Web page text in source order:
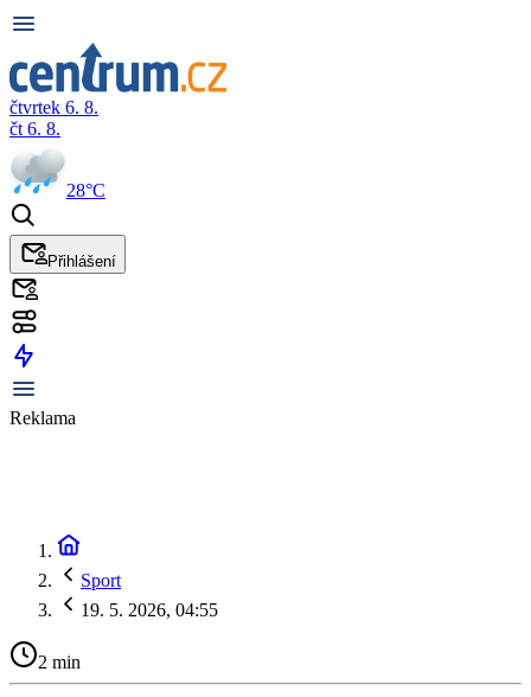
čtvrtek 6. 8.
čt 6. 8.
28°C
Přihlášení
Reklama
Sport
19. 5. 2026, 04:55
2 min